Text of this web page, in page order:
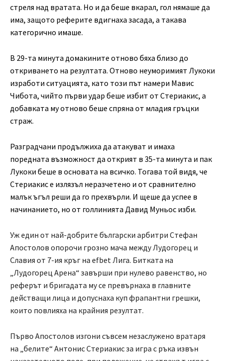
стреля над вратата. Но и да беше вкарал, гол нямаше да
има, защото реферите вдигнаха засада, а такава
категорично имаше.
В 29-та минута домакините отново бяха близо до
откриването на резултата. Отново неуморимият Лукоки
изработи ситуацията, като този път намери Мавис
Чибота, чийто първи удар беше избит от Стериакис, а
добавката му отново беше спряна от младия гръцки
страж.
Разградчани продължиха да атакуват и имаха
поредната възможност да открият в 35-та минута и пак
Лукоки беше в основата на всичко. Тогава той видя, че
Стериакис е излязъл неразчетено и от сравнително
малък ъгъл реши да го прехвърли. И щеше да успее в
начинанието, но от голлинията Давид Муньос изби.
Уж един от най-добрите български арбитри Стефан
Апостолов опорочи грозно мача между Лудогорец и
Славия от 7-ия кръг на efbet Лига. Битката на
„Лудогорец Арена“ завърши при нулево равенство, но
реферът и бригадата му се превърнаха в главните
действащи лица и допуснаха куп фрапантни грешки,
които повлияха на крайния резултат.
Първо Апостолов изгони съвсем незаслужено вратаря
на „белите“ Антонис Стериакис за игра с ръка извън